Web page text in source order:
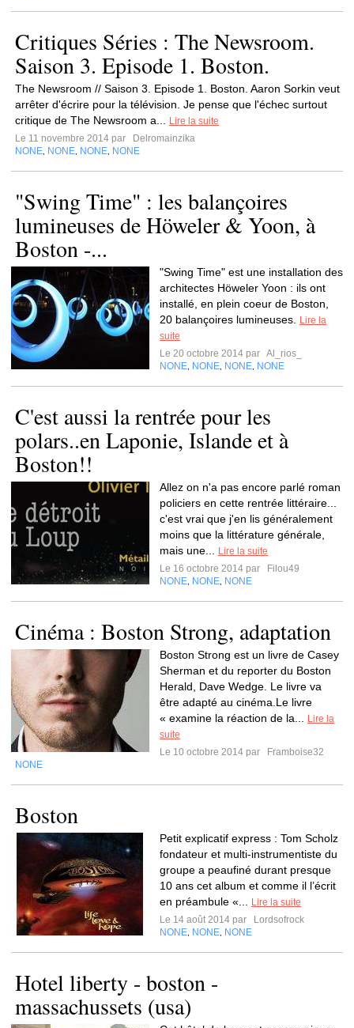
Critiques Séries : The Newsroom.
Saison 3. Episode 1. Boston.
The Newsroom // Saison 3. Episode 1. Boston. Aaron Sorkin veut
arrêter d'écrire pour la télévision. Je pense que l'échec surtout
critique de The Newsroom a...
Lire la suite
Le 11 novembre 2014 par
Delromainzika
NONE NONE NONE NONE
"Swing Time" : les balançoires
lumineuses de Höweler & Yoon, à
Boston -...
"Swing Time" est une installation des
architectes Höweler Yoon : ils ont
installé, en plein coeur de Boston,
20 balançoires lumineuses.
Lire la
suite
Le 20 octobre 2014 par Al_rios_
NONE NONE NONE NONE
C'est aussi la rentrée pour les
polars..en Laponie, Islande et à
Boston!!
Allez on n'a pas encore parlé roman
policiers en cette rentrée littéraire...
c'est vrai que j'en lis généralement
moins que la littérature générale,
mais une...
Lire la suite
Le 16 octobre 2014 par
Filou49
NONE NONE NONE
Cinéma : Boston Strong, adaptation
Boston Strong est un livre de Casey
Sherman et du reporter du Boston
Herald, Dave Wedge. Le livre va
être adapté au cinéma.Le livre
« examine la réaction de la...
Lire la
suite
Le 10 octobre 2014 par
Framboise32
NONE
Boston
Petit explicatif express : Tom Scholz
fondateur et multi-instrumentiste du
groupe a peaufiné durant presque
10 ans cet album et comme il l’écrit
en préambule «...
Lire la suite
Le 14 août 2014 par
Lordsofrock
NONE NONE NONE
Hotel liberty - boston -
massachussets (usa)